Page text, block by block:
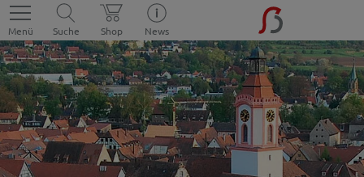
Menü Suche Shop News